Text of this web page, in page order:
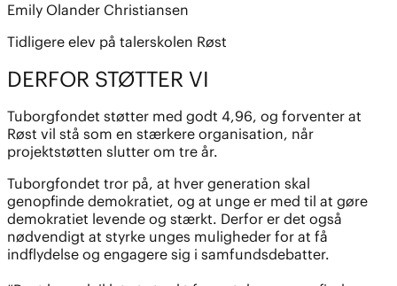
Emily Olander Christiansen
Tidligere elev på talerskolen Røst
DERFOR STØTTER VI
Tuborgfondet støtter med godt 4,96, og forventer at
Røst vil stå som en stærkere organisation, når
projektstøtten slutter om tre år.
Tuborgfondet tror på, at hver generation skal
genopfinde demokratiet, og at unge er med til at gøre
demokratiet levende og stærkt. Derfor er det også
nødvendigt at styrke unges muligheder for at få
indflydelse og engagere sig i samfundsdebatter.